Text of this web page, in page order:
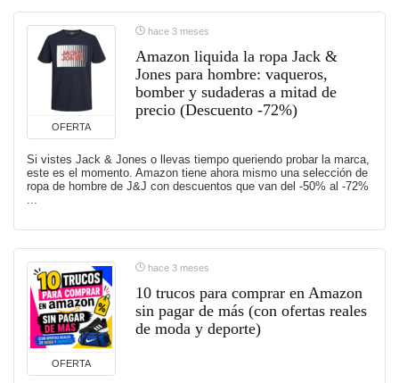
OFERTA
hace 3 meses
Amazon liquida la ropa Jack &
Jones para hombre: vaqueros,
bomber y sudaderas a mitad de
precio (Descuento -72%)
Si vistes Jack & Jones o llevas tiempo queriendo probar la marca,
este es el momento. Amazon tiene ahora mismo una selección de
ropa de hombre de J&J con descuentos que van del -50% al -72%
...
OFERTA
hace 3 meses
10 trucos para comprar en Amazon
sin pagar de más (con ofertas reales
de moda y deporte)